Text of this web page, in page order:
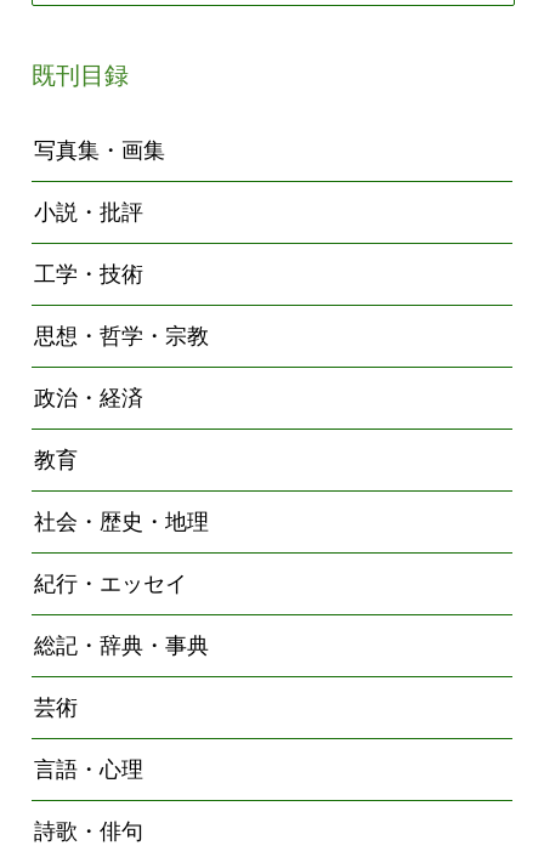
既刊目録
写真集・画集
小説・批評
工学・技術
思想・哲学・宗教
政治・経済
教育
社会・歴史・地理
紀行・エッセイ
総記・辞典・事典
芸術
言語・心理
詩歌・俳句